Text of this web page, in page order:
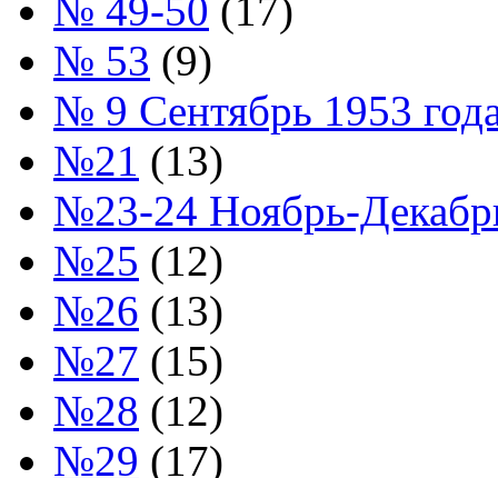
№ 49-50 (17)
№ 53 (9)
№ 9 Сентябрь 1953
№21 (13)
№23-24 Ноябрь-
№25 (12)
№26 (13)
№27 (15)
№28 (12)
№29 (17)